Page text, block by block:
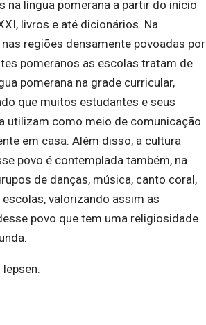
na língua pomerana a partir do início
livros e até dicionários. Na
regiões densamente povoadas por
pomeranos as escolas tratam de
pomerana na grade curricular,
que muitos estudantes e seus
utilizam como meio de comunicação
em casa. Além disso, a cultura
povo é contemplada também, na
de danças, música, canto coral,
valorizando assim as
povo que tem uma religiosidade